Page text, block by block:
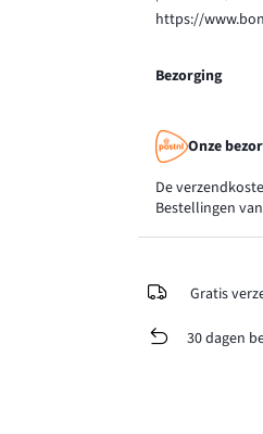
https://
Bezorging
Onze
De
Bestellingen
Gratis
30 dagen